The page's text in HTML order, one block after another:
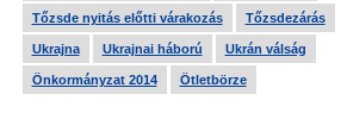
Tőzsde nyitás előtti várakozás Tőzsdezárás
Ukrajna Ukrajnai háború Ukrán válság
Önkormányzat 2014 Ötletbörze